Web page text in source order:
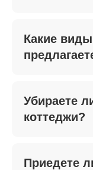
Какие
Убираете
коттеджи?
Приедете